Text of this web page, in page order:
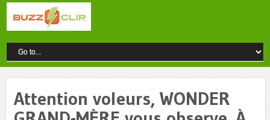
Attention voleurs, WONDER